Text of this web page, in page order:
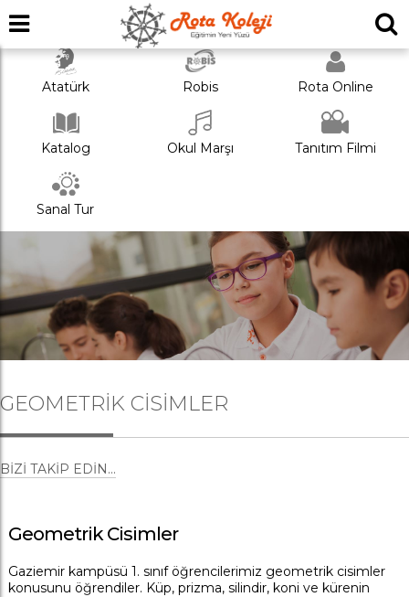
Atatürk Robis Rota Online
Katalog Okul Marşı Tanıtım Filmi
Sanal Tur
GEOMETRIK CISIMLER
BIZI TAKIP EDIN...
Geometrik Cisimler
Gaziemir kampüsü 1. sınıf öğrencilerimiz geometrik cisimler
konusunu öğrendiler. Küp, prizma, silindir, koni ve kürenin